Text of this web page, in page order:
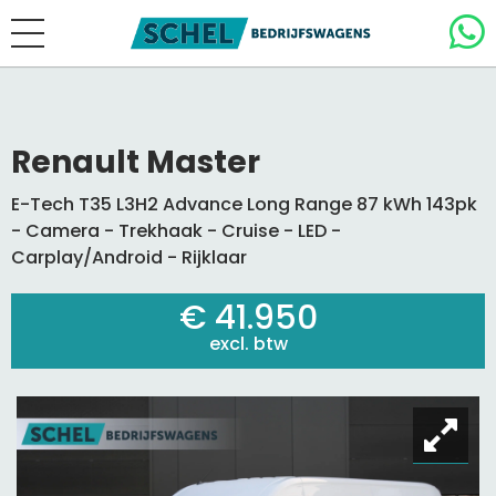
Renault Master
E-Tech T35 L3H2 Advance Long Range 87 kWh 143pk
- Camera - Trekhaak - Cruise - LED -
Carplay/Android - Rijklaar
€ 41.950
excl. btw